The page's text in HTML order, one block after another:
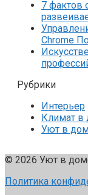
7 фактов
Chrome
Рубрики
Интерьер
Климат в
Уют в
© 2026 Уют в
Политика